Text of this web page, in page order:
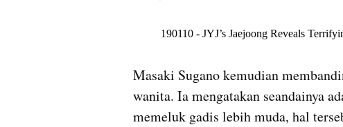
Masaki Sugano kemudian
wanita. Ia mengatakan seandainya
memeluk gadis lebih muda, hal